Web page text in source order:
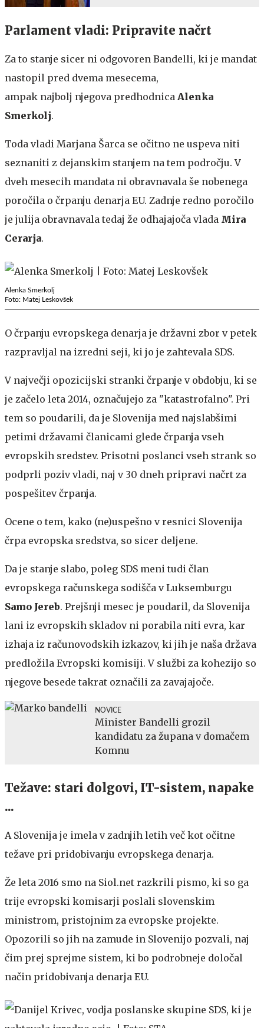
Parlament vladi: Pripravite načrt
Za to stanje sicer ni odgovoren Bandelli, ki je mandat
nastopil pred dvema mesecema,
ampak najbolj njegova predhodnica Alenka
Smerkolj.
Toda vladi Marjana Šarca se očitno ne uspeva niti
seznaniti z dejanskim stanjem na tem področju. V
dveh mesecih mandata ni obravnavala še nobenega
poročila o črpanju denarja EU. Zadnje redno poročilo
je julija obravnavala tedaj že odhajajoča vlada Mira
Cerarja.
Alenka Smerkolj
Foto: Matej Leskovšek
O črpanju evropskega denarja je državni zbor v petek
razpravljal na izredni seji, ki jo je zahtevala SDS.
V največji opozicijski stranki črpanje v obdobju, ki se
je začelo leta 2014, označujejo za "katastrofalno". Pri
tem so poudarili, da je Slovenija med najslabšimi
petimi državami članicami glede črpanja vseh
evropskih sredstev. Prisotni poslanci vseh strank so
podprli poziv vladi, naj v 30 dneh pripravi načrt za
pospešitev črpanja.
Ocene o tem, kako (ne)uspešno v resnici Slovenija
črpa evropska sredstva, so sicer deljene.
Da je stanje slabo, poleg SDS meni tudi član
evropskega računskega sodišča v Luksemburgu
Samo Jereb. Prejšnji mesec je poudaril, da Slovenija
lani iz evropskih skladov ni porabila niti evra, kar
izhaja iz računovodskih izkazov, ki jih je naša država
predložila Evropski komisiji. V službi za kohezijo so
njegove besede takrat označili za zavajajoče.
NOVICE
Minister Bandelli grozil
kandidatu za župana v domačem
Komnu
Težave: stari dolgovi, IT-sistem, napake
...
A Slovenija je imela v zadnjih letih več kot očitne
težave pri pridobivanju evropskega denarja.
Že leta 2016 smo na Siol.net razkrili pismo, ki so ga
trije evropski komisarji poslali slovenskim
ministrom, pristojnim za evropske projekte.
Opozorili so jih na zamude in Slovenijo pozvali, naj
čim prej sprejme sistem, ki bo podrobneje določal
način pridobivanja denarja EU.